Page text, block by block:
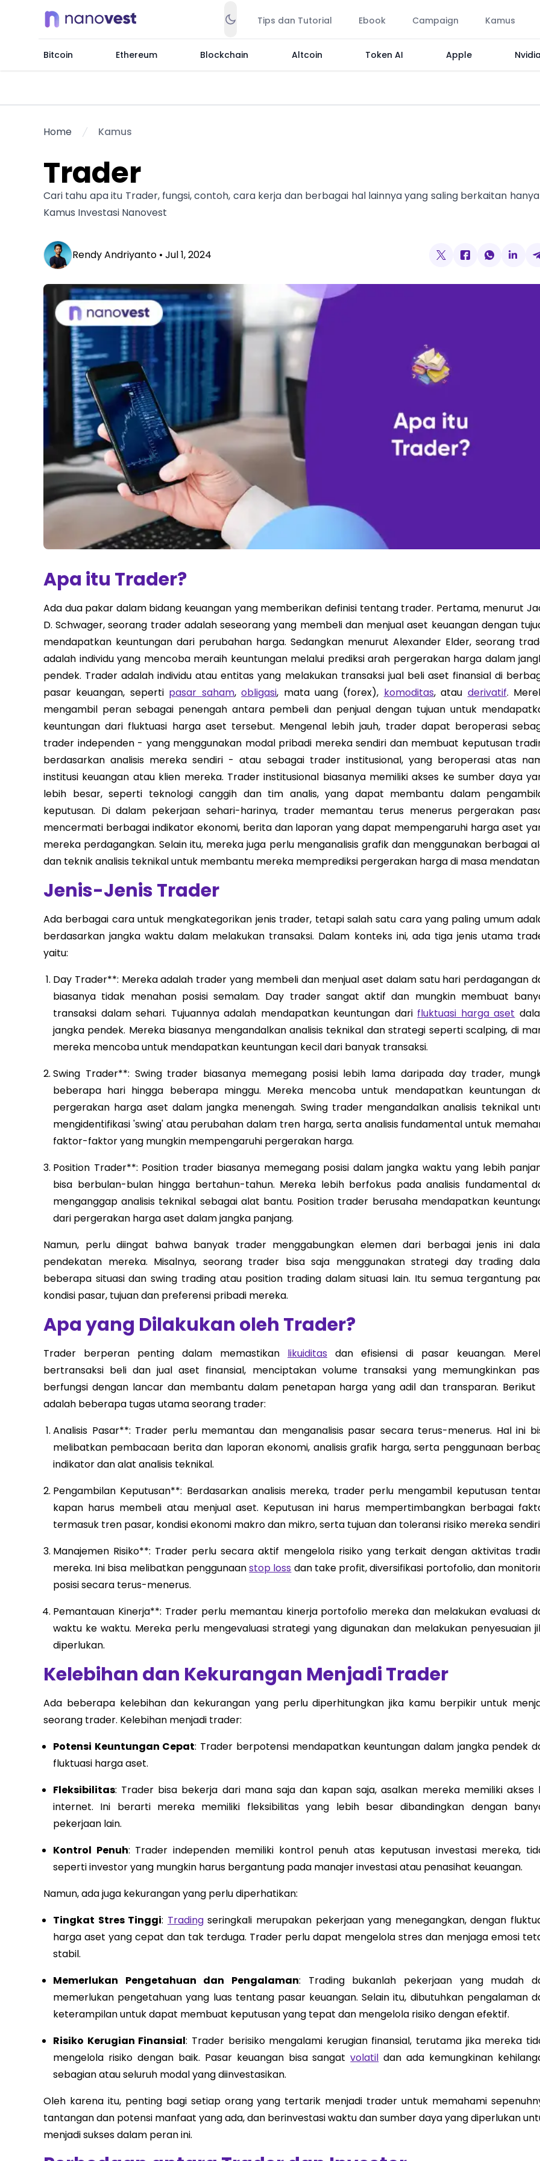
Tips dan Tutorial Ebook Campaign Kamus
Bitcoin Ethereum Blockchain Altcoin Token AI Apple Nvidia
Home Kamus
Trader
Cari tahu apa itu Trader, fungsi, contoh, cara kerja dan berbagai hal lainnya yang saling berkaitan
Kamus Investasi Nanovest
Rendy Andriyanto • Jul 1, 2024
Apa itu Trader?
Ada dua pakar dalam bidang keuangan yang memberikan definisi tentang trader. Pertama, menurut
D. Schwager, seorang trader adalah seseorang yang membeli dan menjual aset keuangan dengan
mendapatkan keuntungan dari perubahan harga. Sedangkan menurut Alexander Elder, seorang
adalah individu yang mencoba meraih keuntungan melalui prediksi arah pergerakan harga dalam
pendek. Trader adalah individu atau entitas yang melakukan transaksi jual beli aset finansial di
pasar keuangan, seperti pasar saham,obligasi, mata uang (forex), komoditas, atau derivatif.
mengambil peran sebagai penengah antara pembeli dan penjual dengan tujuan untuk
keuntungan dari fluktuasi harga aset tersebut. Mengenal lebih jauh, trader dapat beroperasi
trader independen - yang menggunakan modal pribadi mereka sendiri dan membuat keputusan
berdasarkan analisis mereka sendiri - atau sebagai trader institusional, yang beroperasi atas
institusi keuangan atau klien mereka. Trader institusional biasanya memiliki akses ke sumber daya
lebih besar, seperti teknologi canggih dan tim analis, yang dapat membantu dalam
keputusan. Di dalam pekerjaan sehari-harinya, trader memantau terus menerus pergerakan
mencermati berbagai indikator ekonomi, berita dan laporan yang dapat mempengaruhi harga aset
mereka perdagangkan. Selain itu, mereka juga perlu menganalisis grafik dan menggunakan berbagai
dan teknik analisis teknikal untuk membantu mereka memprediksi pergerakan harga di masa
Jenis-Jenis Trader
Ada berbagai cara untuk mengkategorikan jenis trader, tetapi salah satu cara yang paling umum
berdasarkan jangka waktu dalam melakukan transaksi. Dalam konteks ini, ada tiga jenis utama
yaitu:
Day Trader**: Mereka adalah trader yang membeli dan menjual aset dalam satu hari perdagangan
biasanya tidak menahan posisi semalam. Day trader sangat aktif dan mungkin membuat
transaksi dalam sehari. Tujuannya adalah mendapatkan keuntungan dari fluktuasi harga aset
jangka pendek. Mereka biasanya mengandalkan analisis teknikal dan strategi seperti scalping, di
mereka mencoba untuk mendapatkan keuntungan kecil dari banyak transaksi.
Swing Trader**: Swing trader biasanya memegang posisi lebih lama daripada day trader,
beberapa hari hingga beberapa minggu. Mereka mencoba untuk mendapatkan keuntungan
pergerakan harga aset dalam jangka menengah. Swing trader mengandalkan analisis teknikal
mengidentifikasi 'swing' atau perubahan dalam tren harga, serta analisis fundamental untuk
faktor-faktor yang mungkin mempengaruhi pergerakan harga.
Position Trader**: Position trader biasanya memegang posisi dalam jangka waktu yang lebih
bisa berbulan-bulan hingga bertahun-tahun. Mereka lebih berfokus pada analisis fundamental
menganggap analisis teknikal sebagai alat bantu. Position trader berusaha mendapatkan
dari pergerakan harga aset dalam jangka panjang.
Namun, perlu diingat bahwa banyak trader menggabungkan elemen dari berbagai jenis ini
pendekatan mereka. Misalnya, seorang trader bisa saja menggunakan strategi day trading
beberapa situasi dan swing trading atau position trading dalam situasi lain. Itu semua tergantung
kondisi pasar, tujuan dan preferensi pribadi mereka.
Apa yang Dilakukan oleh Trader?
Trader berperan penting dalam memastikan likuiditas dan efisiensi di pasar keuangan.
bertransaksi beli dan jual aset finansial, menciptakan volume transaksi yang memungkinkan
berfungsi dengan lancar dan membantu dalam penetapan harga yang adil dan transparan. Berikut
adalah beberapa tugas utama seorang trader:
Analisis Pasar**: Trader perlu memantau dan menganalisis pasar secara terus-menerus. Hal ini
melibatkan pembacaan berita dan laporan ekonomi, analisis grafik harga, serta penggunaan
indikator dan alat analisis teknikal.
Pengambilan Keputusan**: Berdasarkan analisis mereka, trader perlu mengambil keputusan
kapan harus membeli atau menjual aset. Keputusan ini harus mempertimbangkan berbagai
termasuk tren pasar, kondisi ekonomi makro dan mikro, serta tujuan dan toleransi risiko mereka
Manajemen Risiko**: Trader perlu secara aktif mengelola risiko yang terkait dengan aktivitas
mereka. Ini bisa melibatkan penggunaanstop loss dan take profit, diversifikasi portofolio, dan
posisi secara terus-menerus.
Pemantauan Kinerja**: Trader perlu memantau kinerja portofolio mereka dan melakukan evaluasi
waktu ke waktu. Mereka perlu mengevaluasi strategi yang digunakan dan melakukan penyesuaian
diperlukan.
Kelebihan dan Kekurangan Menjadi Trader
Ada beberapa kelebihan dan kekurangan yang perlu diperhitungkan jika kamu berpikir untuk
seorang trader. Kelebihan menjadi trader:
Potensi Keuntungan Cepat: Trader berpotensi mendapatkan keuntungan dalam jangka pendek
fluktuasi harga aset.
Fleksibilitas: Trader bisa bekerja dari mana saja dan kapan saja, asalkan mereka memiliki akses
internet. Ini berarti mereka memiliki fleksibilitas yang lebih besar dibandingkan dengan
pekerjaan lain.
Kontrol Penuh: Trader independen memiliki kontrol penuh atas keputusan investasi mereka,
seperti investor yang mungkin harus bergantung pada manajer investasi atau penasihat keuangan.
Namun, ada juga kekurangan yang perlu diperhatikan:
Tingkat Stres Tinggi: Tradingseringkali merupakan pekerjaan yang menegangkan, dengan
harga aset yang cepat dan tak terduga. Trader perlu dapat mengelola stres dan menjaga emosi
stabil.
Memerlukan Pengetahuan dan Pengalaman: Trading bukanlah pekerjaan yang mudah
memerlukan pengetahuan yang luas tentang pasar keuangan. Selain itu, dibutuhkan pengalaman
keterampilan untuk dapat membuat keputusan yang tepat dan mengelola risiko dengan efektif.
Risiko Kerugian Finansial: Trader berisiko mengalami kerugian finansial, terutama jika mereka
mengelola risiko dengan baik. Pasar keuangan bisa sangatvolatil dan ada kemungkinan
sebagian atau seluruh modal yang diinvestasikan.
Oleh karena itu, penting bagi setiap orang yang tertarik menjadi trader untuk memahami
tantangan dan potensi manfaat yang ada, dan berinvestasi waktu dan sumber daya yang diperlukan
menjadi sukses dalam peran ini.